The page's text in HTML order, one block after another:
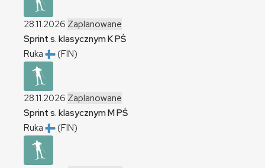
28.11.2026 Zaplanowane
Sprint s. klasycznymKPŚ
Ruka
(FIN)
28.11.2026 Zaplanowane
Sprint s. klasycznymMPŚ
Ruka
(FIN)